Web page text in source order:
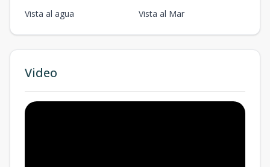
Vista al agua
Vista al Mar
Video